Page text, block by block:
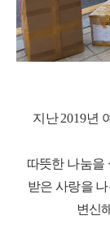
지난2019년
따뜻한 나눔을
받은 사랑을
변신